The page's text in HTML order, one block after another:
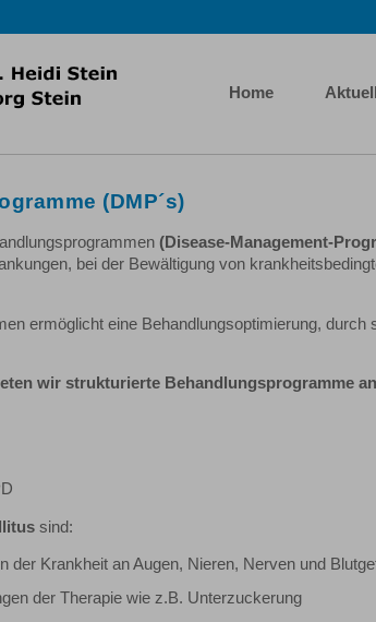
Home
(DMP´s)
(Disease-Management-
bei der Bewältigung von
ermöglicht eine Behandlungsoptimierung, durch
wir strukturierte Behandlungsprogramme
sind:
der Krankheit an Augen, Nieren, Nerven und
der Therapie wie z.B. Unterzuckerung